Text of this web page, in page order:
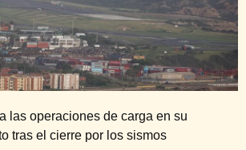
las operaciones de carga en su
tras el cierre por los sismos